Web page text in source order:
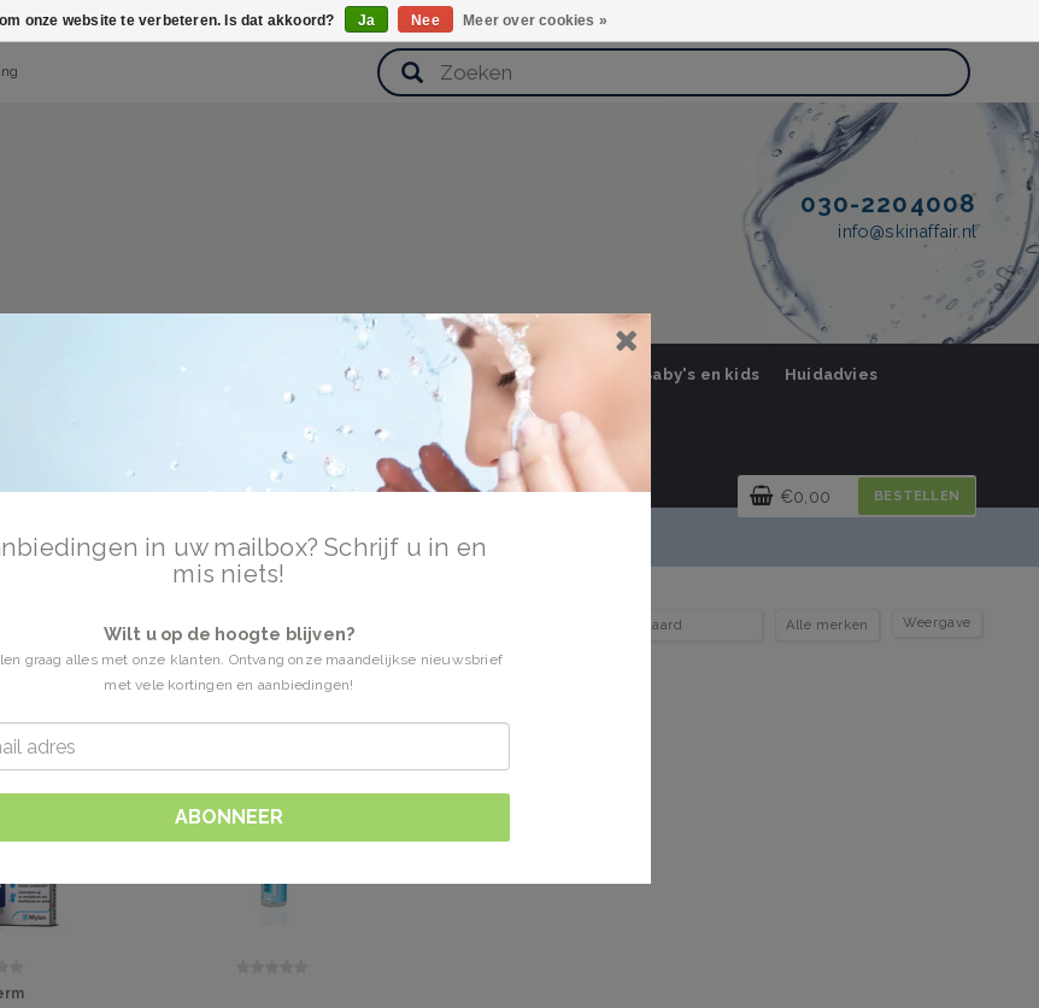
030-2204008
info@skinaffair.nl
Haarverzorging Lichaamsverzorging Huidverzorging Mannen Baby's en kids Huidadvies
€0,00 BESTELLEN
Prioderm af met hoofdluizen.
Weergave
in uw mailbox? Schrijf u in en
mis niets!
Wilt u op de hoogte blijven?
graag alles met onze klanten. Ontvang onze maandelijkse nieuwsbrief
met vele kortingen en aanbiedingen!
ABONNEER
onze website te verbeteren. Is dat akkoord? Ja Nee Meer over cookies »